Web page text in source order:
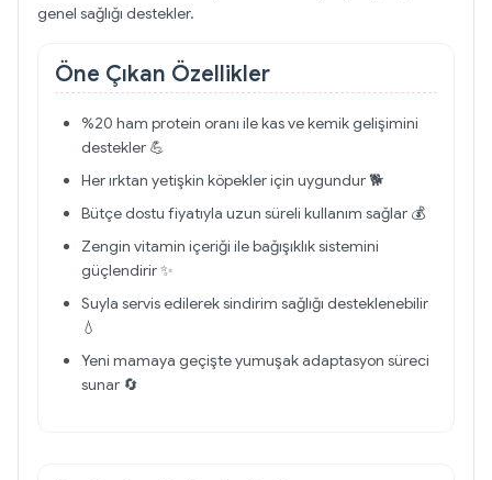
genel sağlığı destekler.
Öne Çıkan Özellikler
%20 ham protein oranı ile kas ve kemik gelişimini
destekler 💪
Her ırktan yetişkin köpekler için uygundur 🐕
Bütçe dostu fiyatıyla uzun süreli kullanım sağlar 💰
Zengin vitamin içeriği ile bağışıklık sistemini
güçlendirir ✨
Suyla servis edilerek sindirim sağlığı desteklenebilir
💧
Yeni mamaya geçişte yumuşak adaptasyon süreci
sunar 🔄